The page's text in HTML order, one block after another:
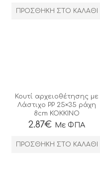
ΠΡΟΣΘΉΚΗ ΣΤΟ ΚΑΛΆΘΙ
Κουτί αρχειοθέτησης με
Λάστιχο ΡΡ 25×35 ράχη
8cm ΚΟΚΚΙΝΟ
2.87€ Με ΦΠΑ
ΠΡΟΣΘΉΚΗ ΣΤΟ ΚΑΛΆΘΙ